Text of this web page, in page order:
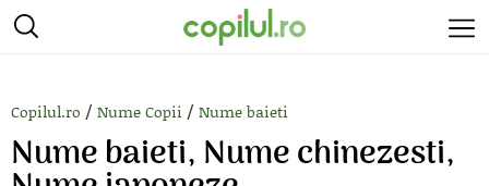
Copilul.ro / Nume Copii / Nume baieti
Nume baieti, Nume chinezesti,